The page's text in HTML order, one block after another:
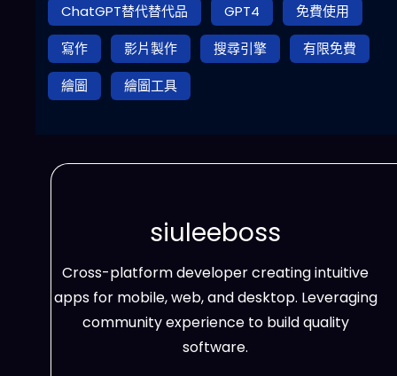
ChatGPT替代替代品
GPT4
免費使用
寫作
影片製作 搜尋引擎
有限免費
繪圖
繪圖工具
siuleeboss
Cross-platform developer creating intuitive
apps for mobile, web, and desktop. Leveraging
community experience to build quality
software.